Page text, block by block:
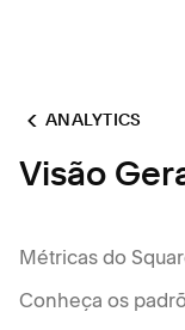
ANALYTICS
Visão
Métricas do
Conheça os